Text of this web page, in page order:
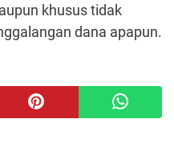
khusus tidak
dana apapun.